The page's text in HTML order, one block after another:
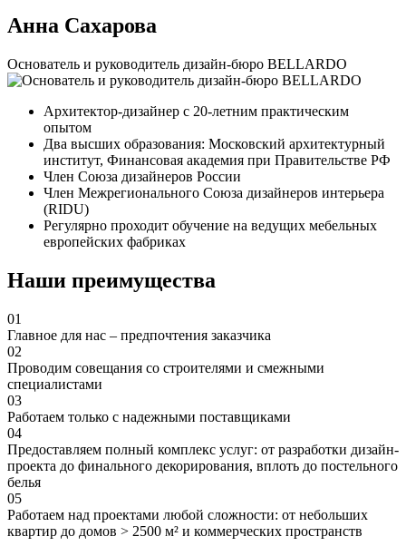
Анна Сахарова
Основатель и руководитель дизайн-бюро BELLARDO
⁠Архитектор-дизайнер с 20-летним практическим
опытом
Два высших образования: Московский архитектурный
институт, Финансовая академия при Правительстве РФ
⁠Член Союза дизайнеров России
⁠Член Межрегионального Союза дизайнеров интерьера
(RIDU)
⁠Регулярно проходит обучение на ведущих мебельных
европейских фабриках
Наши преимущества
01
Главное для нас – предпочтения заказчика
02
Проводим совещания со строителями и смежными
специалистами
03
Работаем только с надежными поставщиками
04
Предоставляем полный комплекс услуг: от разработки дизайн-
проекта до финального декорирования, вплоть до постельного
белья
05
Работаем над проектами любой сложности: от небольших
квартир до домов > 2500 м² и коммерческих пространств